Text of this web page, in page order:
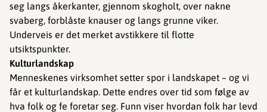
seg langs åkerkanter, gjennom skogholt, over nakne
svaberg, forblåste knauser og langs grunne viker.
Underveis er det merket avstikkere til flotte
utsiktspunkter.
Kulturlandskap
Menneskenes virksomhet setter spor i landskapet – og vi
får et kulturlandskap. Dette endres over tid som følge av
hva folk og fe foretar seg. Funn viser hvordan folk har levd